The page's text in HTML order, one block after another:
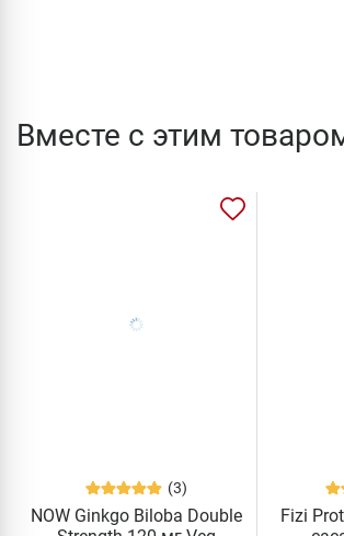
Вместе с этим
(3)
NOW Ginkgo Biloba Double
Fizi